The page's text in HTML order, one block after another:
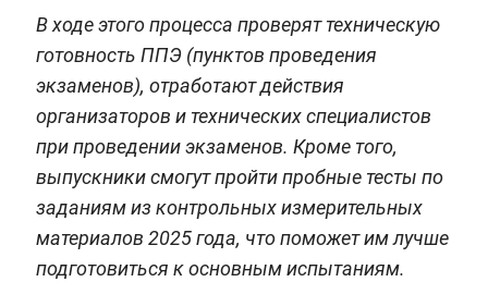
В ходе этого процесса проверят техническую
готовность ППЭ (пунктов проведения
экзаменов), отработают действия
организаторов и технических специалистов
при проведении экзаменов. Кроме того,
выпускники смогут пройти пробные тесты по
заданиям из контрольных измерительных
материалов 2025 года, что поможет им лучше
подготовиться к основным испытаниям.